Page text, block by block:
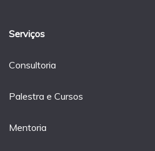
Serviços
Consultoria
Palestra e Cursos
Mentoria